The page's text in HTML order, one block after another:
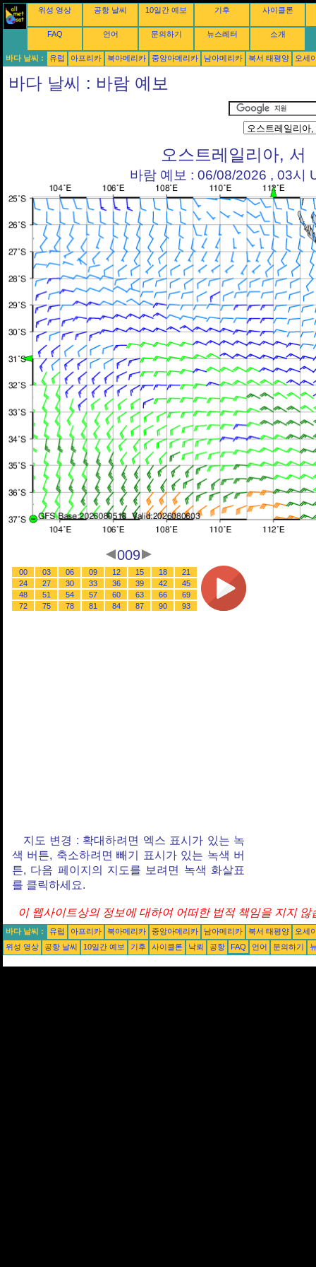
위성 영상 공항 날씨 10일간 예보 기후 사이클론
FAQ 언어 문의하기 뉴스레터 소개
바다 날씨 : 유럽 아프리카 북아메리카 중앙아메리카 남아메리카 북서 태평양 오세
바다 날씨 : 바람 예보
오스트레일리아, 서
바람 예보 : 06/08/2026 , 03시
009
00 03 06 09 12 15 18
21
24
27 30 33 36 39 42
45
48
51 54 57 60 63 66
69
72
75 78 81 84 87 90 93
지도 변경 : 확대하려면 엑스 표시가 있는 녹
색 버튼, 축소하려면 빼기 표시가 있는 녹색 버
튼, 다음 페이지의 지도를 보려면 녹색 화살표
를 클릭하세요.
이 웹사이트상의 정보에 대하여 어떠한 법적 책임을 지지 않
바다 날씨 : 유럽 아프리카 북아메리카 중앙아메리카 남아메리카 북서 태평양
오세
위성 영상
공항 날씨 10일간 예보 기후 사이클론 낙뢰 공항 FAQ 언어 문의하기